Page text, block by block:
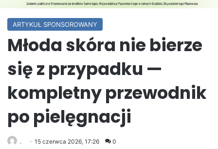
ARTYKUŁ SPONSOROWANY
Młoda skóra nie bierze
się z przypadku —
kompletny przewodnik
po pielęgnacji
. 15 czerwca 2026, 17:26 0